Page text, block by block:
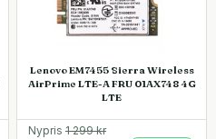
Lenovo EM7455 Sierra Wireless
AirPrime LTE-A FRU 01AX748 4G
LTE
Nypris 1 299kr